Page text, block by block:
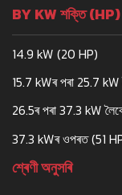
BY KW শক্তি (HP)
14.9 kW (20 HP)
15.7 kWৰ পৰা 25.7
26.5ৰ পৰা 37.3 kW
37.3 kWৰ ওপৰত (51
শ্ৰেণী অনুসৰি